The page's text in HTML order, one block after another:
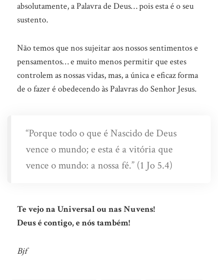
absolutamente, a Palavra de Deus… pois esta é o seu
sustento.
Não temos que nos sujeitar aos nossos sentimentos e
pensamentos… e muito menos permitir que estes
controlem as nossas vidas, mas, a única e eficaz forma
de o fazer é obedecendo às Palavras do Senhor Jesus.
“Porque todo o que é Nascido de Deus
vence o mundo; e esta é a vitória que
vence o mundo: a nossa fé.” (1 Jo 5.4)
Te vejo na Universal ou nas Nuvens!
Deus é contigo, e nós também!
Bjf